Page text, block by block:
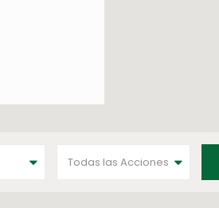
Todas las Acciones